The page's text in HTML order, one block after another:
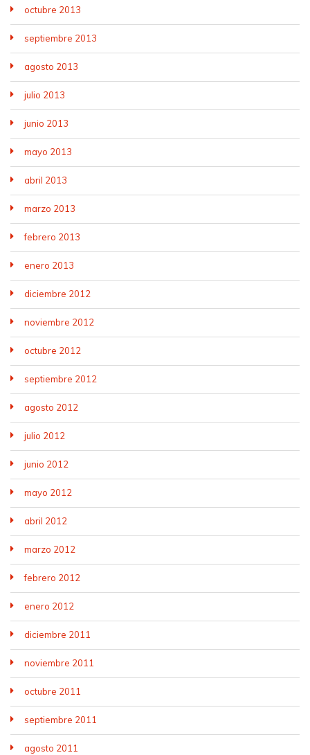
octubre 2013
septiembre 2013
agosto 2013
julio 2013
junio 2013
mayo 2013
abril 2013
marzo 2013
febrero 2013
enero 2013
diciembre 2012
noviembre 2012
octubre 2012
septiembre 2012
agosto 2012
julio 2012
junio 2012
mayo 2012
abril 2012
marzo 2012
febrero 2012
enero 2012
diciembre 2011
noviembre 2011
octubre 2011
septiembre 2011
agosto 2011